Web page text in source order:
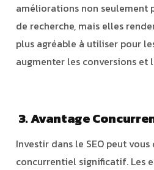
améliorations non seulement
de recherche, mais elles
plus agréable à utiliser pour
augmenter les conversions et
3. Avantage
Investir dans le SEO peut
concurrentiel significatif. Les